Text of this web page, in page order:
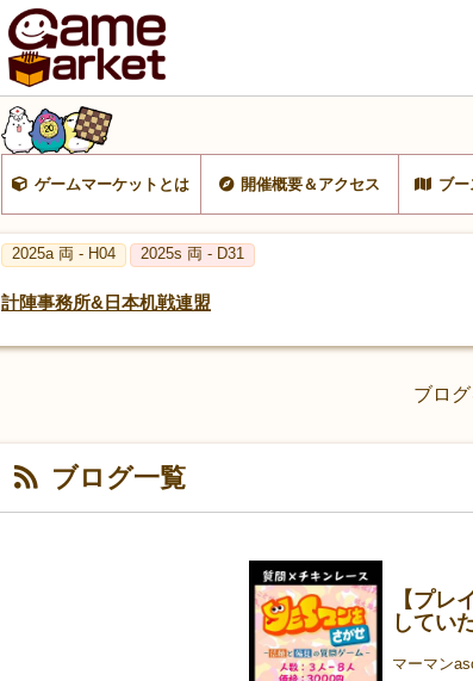
ゲームマーケットとは 開催概要＆アクセス ブ
2025a 両 - H04 2025s 両 - D31
計陣事務所&日本机戦連盟
ブロ
ブログ一覧
【プレ
してい